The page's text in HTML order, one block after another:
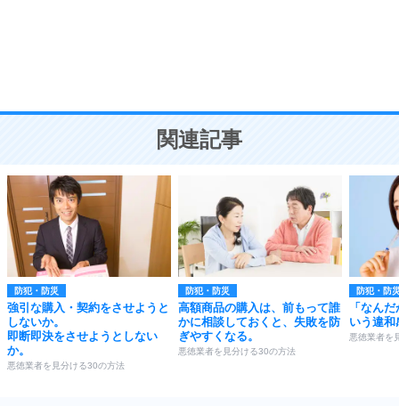
ことが大切。
関連記事
防犯・防災
強引な購入・契約をさせようと
しないか。
即断即決をさせようとしない
か。
悪徳業者を見分ける30の方法
防犯・防災
高額商品の購入は、前もって誰
かに相談しておくと、失敗を防
ぎやすくなる。
悪徳業者を見分ける30の方法
防犯・防
「なん
いう違和
悪徳業者を